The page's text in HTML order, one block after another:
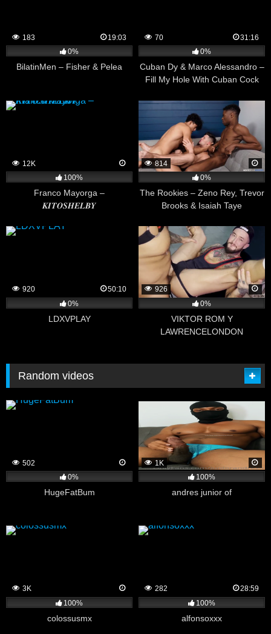
183
19:03
0%
BilatinMen – Fisher & Pelea
70
31:16
0%
Cuban Dy & Marco Alessandro –
Fill My Hole With Cuban Cock
12K
100%
Franco Mayorga –
𝑲𝑰𝑻𝑶𝑺𝑯𝑬𝑳𝑩𝒀
814
0%
The Rookies – Zeno Rey, Trevor
Brooks & Isaiah Taye
920
50:10
0%
LDXVPLAY
926
0%
VIKTOR ROM Y
LAWRENCELONDON
Random videos
502
0%
HugeFatBum
1K
100%
andres junior of
3K
100%
colossusmx
282
28:59
100%
alfonsoxxx